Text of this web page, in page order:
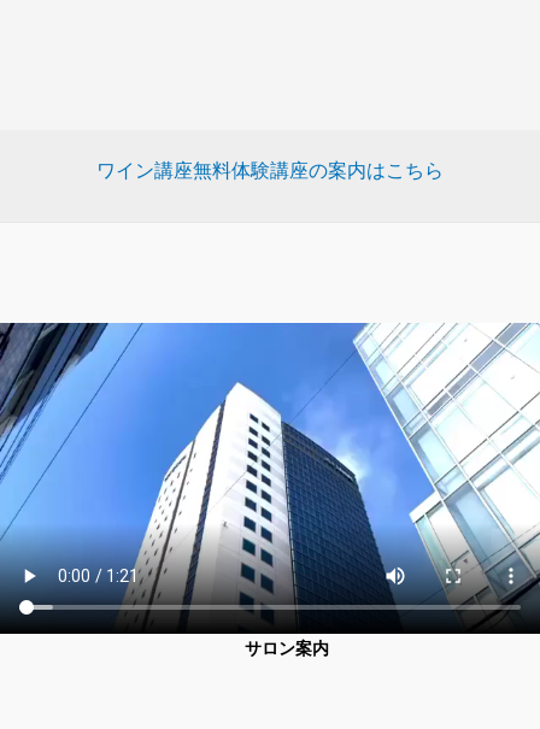
ワイン講座無料体験講座の案内はこちら
サロン案内